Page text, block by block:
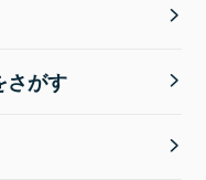
さがす